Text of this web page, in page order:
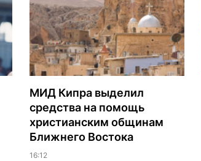
МИД Кипра выделил
средства на помощь
христианским общинам
Ближнего Востока
16:12